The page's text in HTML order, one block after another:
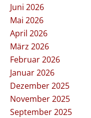
Juni 2026
Mai 2026
April 2026
März 2026
Februar 2026
Januar 2026
Dezember 2025
November 2025
September 2025